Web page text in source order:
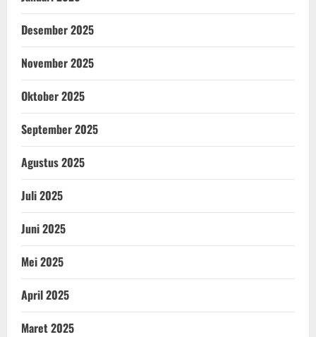
Desember 2025
November 2025
Oktober 2025
September 2025
Agustus 2025
Juli 2025
Juni 2025
Mei 2025
April 2025
Maret 2025